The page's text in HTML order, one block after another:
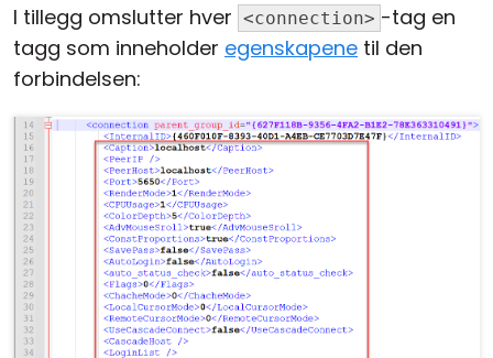
I tillegg omslutter hver <connection> -tag en
tagg som inneholder egenskapene til den
forbindelsen: